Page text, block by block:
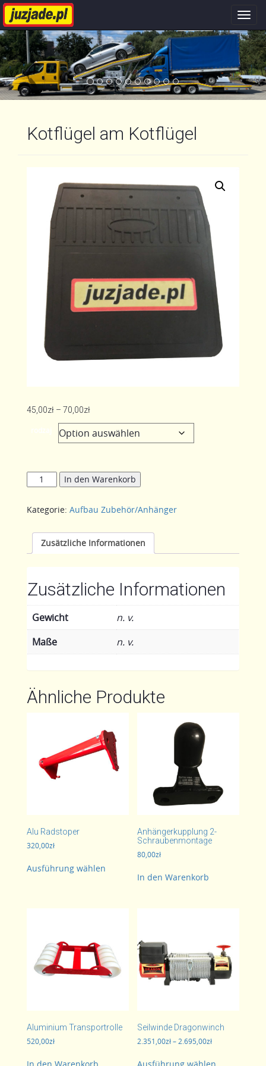
Kotflügel am Kotflügel
45,00zł – 70,00złPreisspanne:
45,00zł
bis
Kotflügel
am
Menge
In den Warenkorb
Kategorie: Aufbau Zubehör/Anhänger
Zusätzliche Informationen
Zusätzliche Informationen
Gewicht
n. v.
Maße
n. v.
Ähnliche Produkte
Alu Radstoper
320,00zł
Ausführung wählen
Optionen
können
auf
der
Anhängerkupplung 2-
Schraubenmontage
80,00zł
In den Warenkorb
Aluminium Transportrolle
520,00zł
In den Warenkorb
Seilwinde Dragonwinch
2.351,00zł– 2.695,00złPreisspanne:
bis
Ausführung wählen